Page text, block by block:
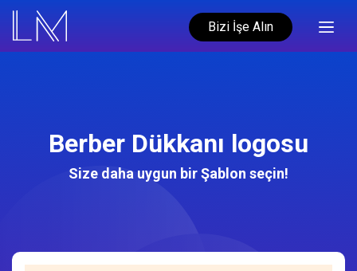
Bizi İşe Alın
Berber Dükkanı logosu
Size daha uygun bir Şablon seçin!